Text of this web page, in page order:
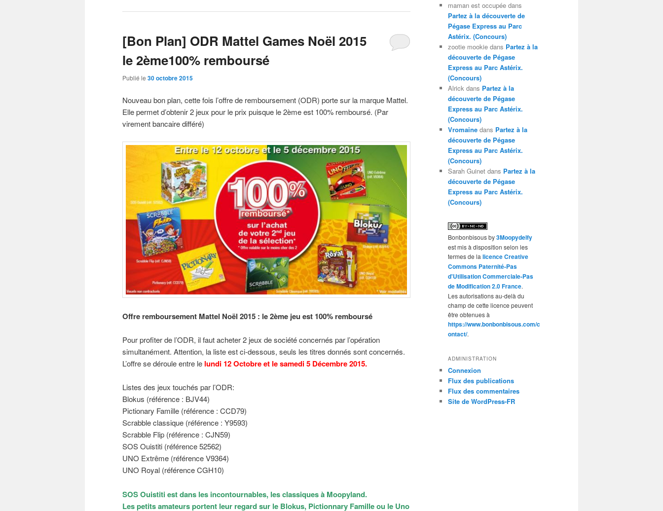
[Bon Plan] ODR Mattel Games Noël 2015
le 2ème100% remboursé
Publié le 30 octobre 2015
Nouveau bon plan, cette fois l’offre de remboursement (ODR) porte sur la marque Mattel.
Elle permet d’obtenir 2 jeux pour le prix puisque le 2ème est 100% remboursé. (Par
virement bancaire différé)
Offre remboursement Mattel Noël 2015 : le 2ème jeu est 100% remboursé
Pour profiter de l’ODR, il faut acheter 2 jeux de société concernés par l’opération
simultanément. Attention, la liste est ci-dessous, seuls les titres donnés sont concernés.
L’offre se déroule entre le lundi 12 Octobre et le samedi 5 Décembre 2015.
Listes des jeux touchés par l’ODR:
Blokus (référence : BJV44)
Pictionary Famille (référence : CCD79)
Scrabble classique (référence : Y9593)
Scrabble Flip (référence : CJN59)
SOS Ouistiti (référence 52562)
UNO Extrême (référence V9364)
UNO Royal (référence CGH10)
SOS Ouistiti est dans les incontournables, les classiques à Moopyland.
Les petits amateurs portent leur regard sur le Blokus, Pictionnary Famille ou le Uno
maman est occupée dans
Partez à la découverte de
Pégase Express au Parc
Astérix. (Concours)
zootie mookie dans Partez à la
découverte de Pégase
Express au Parc Astérix.
(Concours)
Alrick dans Partez à la
découverte de Pégase
Express au Parc Astérix.
(Concours)
Vromaine dans Partez à la
découverte de Pégase
Express au Parc Astérix.
(Concours)
Sarah Guinet dans Partez à la
découverte de Pégase
Express au Parc Astérix.
(Concours)
Bonbonbisousby3Moopydelfy
est mis à disposition selon les
termes de la licence Creative
Commons Paternité-Pas
d'Utilisation Commerciale-Pas
de Modification 2.0 France.
Les autorisations au-delà du
champ de cette licence peuvent
être obtenues à
https://www.bonbonbisous.com/c
ontact/.
ADMINISTRATION
Connexion
Flux des publications
Flux des commentaires
Site de WordPress-FR